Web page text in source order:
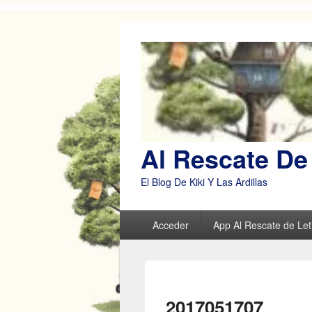
Al Rescate
El Blog De Kiki Y Las Ardillas
Menú
principalAcceder App Al Rescate de